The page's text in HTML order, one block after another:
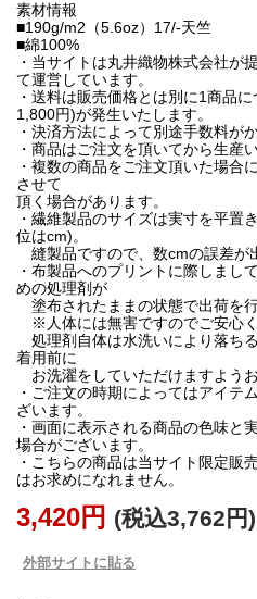
素材情報
■190g/m2（5.6oz）17/-天竺
■綿100%
・当サイトは丸井織物株式会社が
て運営しています。
・送料は販売価格とは別に1商品
1,800円)が発生いたします。
・決済方法によって別途手数料が
・商品はご注文を頂いてから生産
・複数の商品をご注文頂いた場合
させて
頂く場合があります。
・繊維製品のサイズは実寸を平置
位はcm)。
縫製品ですので、数cmの誤差が
・布製品へのプリントに際しまし
めの処理剤が
塗布されたままの状態で出荷を行
※人体には無害ですのでご安心く
処理剤自体は水洗いにより落ち
着用前に
お洗濯をしていただけますようお
・ご注文の時期によってはアイテ
ざいます。
・画面に表示される商品の色味と
場合がございます。
・こちらの商品は当サイト限定販
3,420円 (税込3,762円)
外部サイトに貼る